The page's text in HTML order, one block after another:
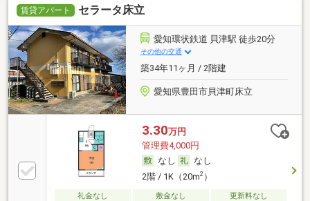
賃貸アパート セラータ床立
愛知環状鉄道 貝津駅 徒歩20分
その他の交通
築34年11ヶ月 / 2階建
愛知県豊田市貝津町床立
3.30万円
管理費4,000円
なし
なし
2階 / 1K（20m2）
礼金なし 敷金なし
更新料なし